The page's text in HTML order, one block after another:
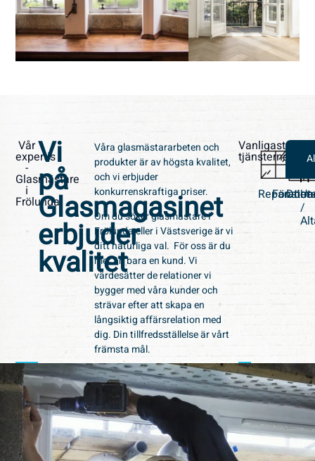
Vår
expertis
-
Glasmästare
i
Frölunda
Vi
på
Glasmagasinet
erbjuder
kvalitet
Våra glasmästararbeten och
produkter är av högsta kvalitet,
och vi erbjuder
konkurrenskraftiga priser.
Om du söker glasmästare i
Frölunda eller i Västsverige är vi
ditt naturliga val. För oss är du
mer än bara en kund. Vi
värdesätter de relationer vi
bygger med våra kunder och
strävar efter att skapa en
långsiktig affärsrelation med
dig. Din tillfredsställelse är vårt
främsta mål.
Vanligaste
tjänsterna
Fönster
/